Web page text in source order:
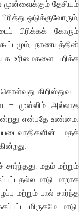
தேசியம்
ஒடுக்குவோரும்,
பிரிக்கக் கோரும்
நாணயத்தின்
உரிமைகளை பறிக்க
கிறிஸ்துவ –
– முஸ்லிம் அல்லாத
என்பதே உண்மை.
மதக்
சார்ந்தது. மதம் மற்றும்
மாடு. மாறாக
மற்றும் பால் சார்ந்த
மிருகமே மாடு.